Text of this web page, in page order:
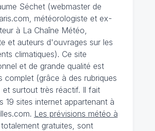
Séchet (webmaster de
météorologiste et ex-
à La Chaîne Météo,
et auteurs d'ouvrages sur les
climatiques). Ce site
et de grande qualité est
complet (grâce à des rubriques
et surtout très réactif. Il fait
19 sites internet appartenant à
Les prévisions météo à
, totalement gratuites, sont